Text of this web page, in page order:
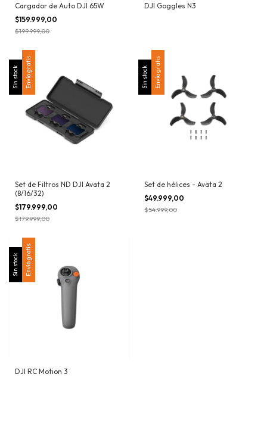
Cargador de Auto DJI 65W
$159.999,00
$199.999,00
DJI Goggles N3
Sin stock Envío gratis
Set de Filtros ND DJI Avata 2
(8/16/32)
$179.999,00
$179.999,00
Sin stock Envío gratis
Set de hélices - Avata 2
$49.999,00
$54.999,00
Sin stock Envío gratis
DJI RC Motion 3